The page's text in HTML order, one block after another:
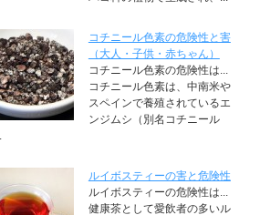
コチニール色素の危険性と害
（大人・子供・赤ちゃん）
コチニール色素の危険性は...
コチニール色素は、中南米や
スペインで養殖されているエ
ンジムシ（別名コチニール
ルイボスティーの害と危険性
ルイボスティーの危険性は...
健康茶として愛飲者の多いル